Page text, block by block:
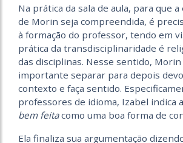
Na prática da sala de aula, para que
de Morin seja compreendida, é
à formação do professor, tendo em
prática da transdisciplinaridade é
das disciplinas. Nesse sentido, Morin
importante separar para depois
contexto e faça sentido.
professores de idioma, Izabel indica
bem feitacomo uma boa forma de
Ela finaliza sua argumentação